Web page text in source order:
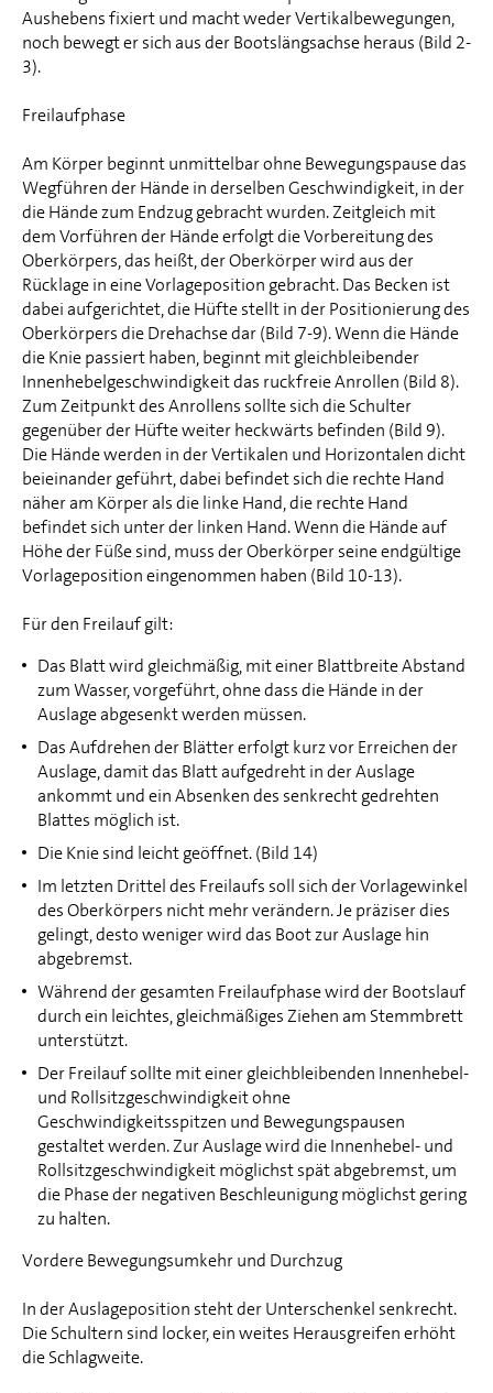
Aushebens fixiert und macht weder Vertikalbewegungen,
noch bewegt er sich aus der Bootslängsachse heraus (Bild 2-
3).
Freilaufphase
Am Körper beginnt unmittelbar ohne Bewegungspause das
Wegführen der Hände in derselben Geschwindigkeit, in der
die Hände zum Endzug gebracht wurden. Zeitgleich mit
dem Vorführen der Hände erfolgt die Vorbereitung des
Oberkörpers, das heißt, der Oberkörper wird aus der
Rücklage in eine Vorlageposition gebracht. Das Becken ist
dabei aufgerichtet, die Hüfte stellt in der Positionierung des
Oberkörpers die Drehachse dar (Bild 7-9). Wenn die Hände
die Knie passiert haben, beginnt mit gleichbleibender
Innenhebelgeschwindigkeit das ruckfreie Anrollen (Bild 8).
Zum Zeitpunkt des Anrollens sollte sich die Schulter
gegenüber der Hüfte weiter heckwärts befinden (Bild 9).
Die Hände werden in der Vertikalen und Horizontalen dicht
beieinander geführt, dabei befindet sich die rechte Hand
näher am Körper als die linke Hand, die rechte Hand
befindet sich unter der linken Hand. Wenn die Hände auf
Höhe der Füße sind, muss der Oberkörper seine endgültige
Vorlageposition eingenommen haben (Bild 10-13).
Für den Freilauf gilt:
Das Blatt wird gleichmäßig, mit einer Blattbreite Abstand
zum Wasser, vorgeführt, ohne dass die Hände in der
Auslage abgesenkt werden müssen.
Das Aufdrehen der Blätter erfolgt kurz vor Erreichen der
Auslage, damit das Blatt aufgedreht in der Auslage
ankommt und ein Absenken des senkrecht gedrehten
Blattes möglich ist.
Die Knie sind leicht geöffnet. (Bild 14)
Im letzten Drittel des Freilaufs soll sich der Vorlagewinkel
des Oberkörpers nicht mehr verändern. Je präziser dies
gelingt, desto weniger wird das Boot zur Auslage hin
abgebremst.
Während der gesamten Freilaufphase wird der Bootslauf
durch ein leichtes, gleichmäßiges Ziehen am Stemmbrett
unterstützt.
Der Freilauf sollte mit einer gleichbleibenden Innenhebel-
und Rollsitzgeschwindigkeit ohne
Geschwindigkeitsspitzen und Bewegungspausen
gestaltet werden. Zur Auslage wird die Innenhebel- und
Rollsitzgeschwindigkeit möglichst spät abgebremst, um
die Phase der negativen Beschleunigung möglichst gering
zu halten.
Vordere Bewegungsumkehr und Durchzug
In der Auslageposition steht der Unterschenkel senkrecht.
Die Schultern sind locker, ein weites Herausgreifen erhöht
die Schlagweite.